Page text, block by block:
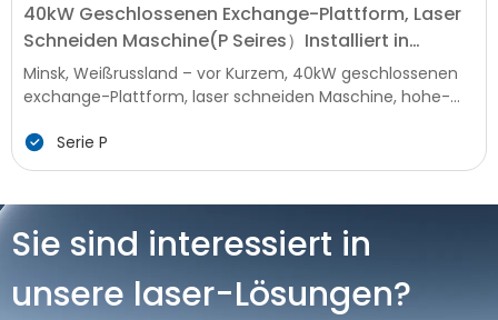
40kW Geschlossenen Exchange-Plattform, Laser
Schneiden Maschine(P Seires）Installiert in
Belarus, die Förderung der Lokalen Produktion in
Upgrade
Minsk, Weißrussland – vor Kurzem, 40kW geschlossenen
exchange-Plattform, laser schneiden Maschine, hohe-
wurde erfolgreich installiert und in Betrieb genommen bei
einem key Manufacturing Enterprise in Belarus. Diese
Technologie, bringen erweiterte effiziente und präzise
Produktion Fähigkeiten Belarus' Industrie, die vor der
starken Nachfrage in die Infrastruktur, Bau-und
landwirtschaftliche Maschinen Herstellung.
Serie P
Sie sind interessiert in
unsere laser-Lösungen?